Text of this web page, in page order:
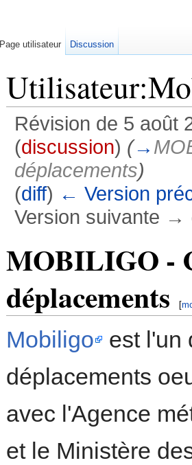
Révision de 5 août
(discussion) (→
déplacements)
(diff) ← Version
Version suivante →
MOBILIGO -
déplacements
[
Mobiligo
est l'un
déplacements
avec l'Agence
et le Ministère
Page utilisateur Discussion